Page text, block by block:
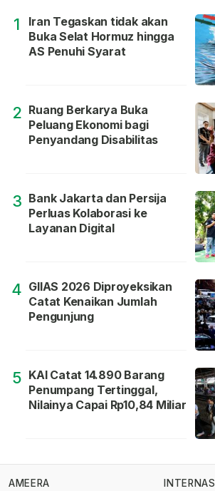
1
Iran Tegaskan tidak akan
Buka Selat Hormuz hingga
AS Penuhi Syarat
2 Ruang Berkarya Buka
Peluang Ekonomi bagi
Penyandang Disabilitas
3 Bank Jakarta dan Persija
Perluas Kolaborasi ke
Layanan Digital
4 GIIAS 2026 Diproyeksikan
Catat Kenaikan Jumlah
Pengunjung
5 KAI Catat 14.890 Barang
Penumpang Tertinggal,
Nilainya Capai Rp10,84 Miliar
AMEERA